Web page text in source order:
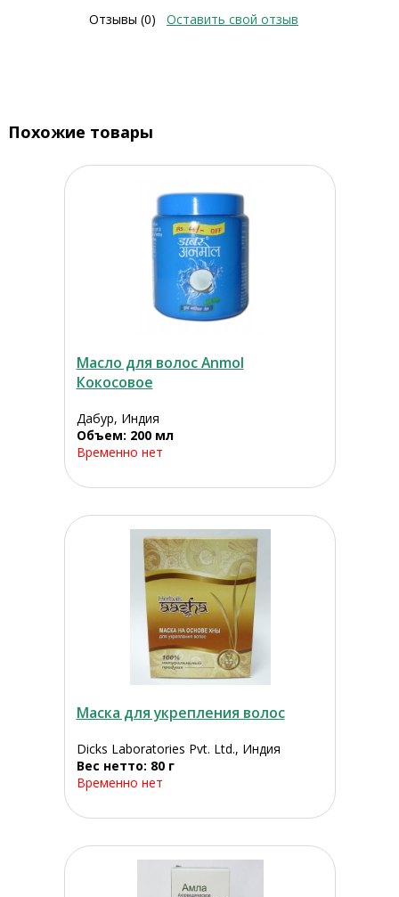
Отзывы (0) Оставить свой отзыв
Похожие товары
Масло для волос Anmol
Кокосовое
Дабур, Индия
Объем: 200 мл
Временно нет
Маска для укрепления волос
Dicks Laboratories Pvt. Ltd., Индия
Вес нетто: 80 г
Временно нет